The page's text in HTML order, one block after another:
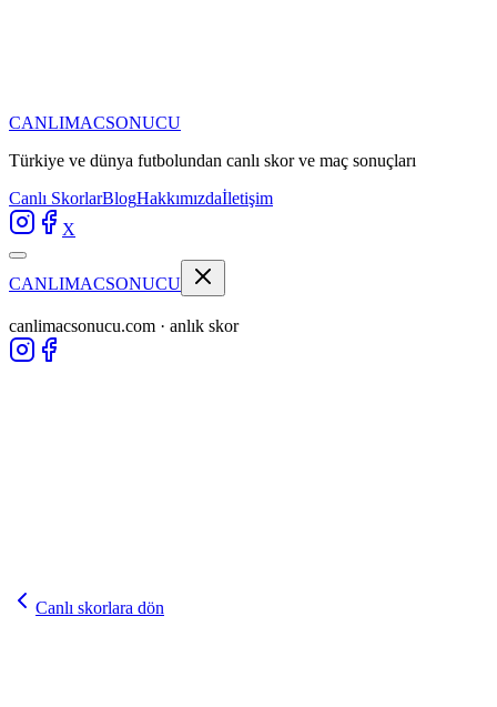
CANLIMACSONUCU
Türkiye ve dünya futbolundan canlı skor ve maç sonuçları
Canlı SkorlarBlogHakkımızdaİletişim
X
CANLIMACSONUCU
canlimacsonucu.com · anlık skor
Canlı skorlara dön